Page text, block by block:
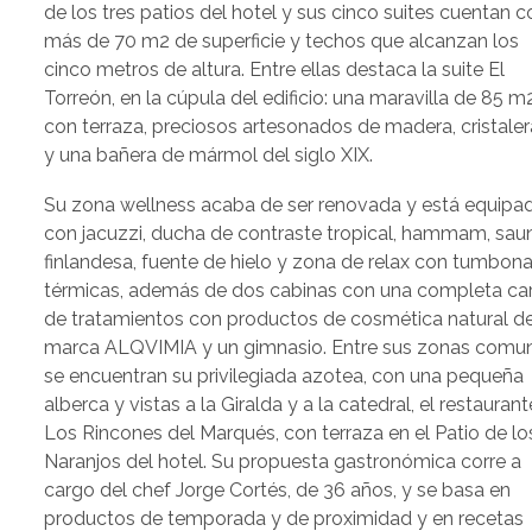
de los tres patios del hotel y sus cinco suites cuentan
más de 70 m2 de superficie y techos que alcanzan los
cinco metros de altura. Entre ellas destaca la suite El
Torreón, en la cúpula del edificio: una maravilla de 85
con terraza, preciosos artesonados de madera,
y una bañera de mármol del siglo XIX.
Su zona wellness acaba de ser renovada y está
con jacuzzi, ducha de contraste tropical, hammam,
finlandesa, fuente de hielo y zona de relax con
térmicas, además de dos cabinas con una completa
de tratamientos con productos de cosmética natural
marca ALQVIMIA y un gimnasio. Entre sus zonas
se encuentran su privilegiada azotea, con una pequeña
alberca y vistas a la Giralda y a la catedral, el
Los Rincones del Marqués, con terraza en el Patio de
Naranjos del hotel. Su propuesta gastronómica corre a
cargo del chef Jorge Cortés, de 36 años, y se basa en
productos de temporada y de proximidad y en recetas